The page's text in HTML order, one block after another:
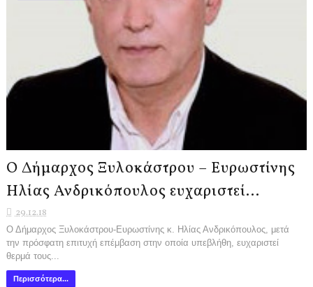
Ο Δήμαρχος Ξυλοκάστρου – Ευρωστίνης
Ηλίας Ανδρικόπουλος ευχαριστεί…
29.12.18
Ο Δήμαρχος Ξυλοκάστρου-Ευρωστίνης κ. Ηλίας Ανδρικόπουλος, μετά
την πρόσφατη επιτυχή επέμβαση στην οποία υπεβλήθη, ευχαριστεί
θερμά τους...
Περισσότερα...